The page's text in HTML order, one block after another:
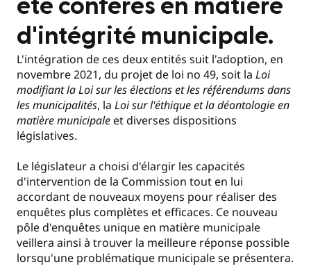
été conférés en matière
d'intégrité municipale.
L'intégration de ces deux entités suit l'adoption, en
novembre 2021, du projet de loi no 49, soit la Loi
modifiant laLoi sur les élections et les référendums dans
les municipalités, la Loi sur l'éthique et la déontologie en
matière municipale et diverses dispositions
législatives.
Le législateur a choisi d'élargir les capacités
d'intervention de la Commission tout en lui
accordant de nouveaux moyens pour réaliser des
enquêtes plus complètes et efficaces. Ce nouveau
pôle d'enquêtes unique en matière municipale
veillera ainsi à trouver la meilleure réponse possible
lorsqu'une problématique municipale se présentera.